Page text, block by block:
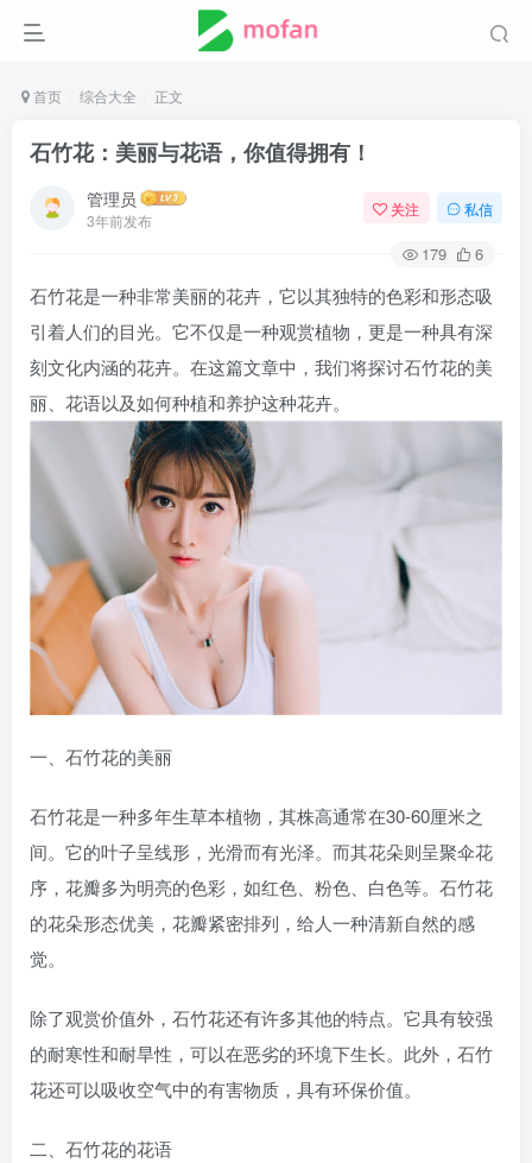
首页 综合大全 正文
石竹花：美丽与花语，你值得拥有！
管理员
3年前发布
关注 私信
179 6
石竹花是一种非常美丽的花卉，它以其独特的色彩和形态吸
引着人们的目光。它不仅是一种观赏植物，更是一种具有深
刻文化内涵的花卉。在这篇文章中，我们将探讨石竹花的美
丽、花语以及如何种植和养护这种花卉。
一、石竹花的美丽
石竹花是一种多年生草本植物，其株高通常在30-60厘米之
间。它的叶子呈线形，光滑而有光泽。而其花朵则呈聚伞花
序，花瓣多为明亮的色彩，如红色、粉色、白色等。石竹花
的花朵形态优美，花瓣紧密排列，给人一种清新自然的感
觉。
除了观赏价值外，石竹花还有许多其他的特点。它具有较强
的耐寒性和耐旱性，可以在恶劣的环境下生长。此外，石竹
花还可以吸收空气中的有害物质，具有环保价值。
二、石竹花的花语